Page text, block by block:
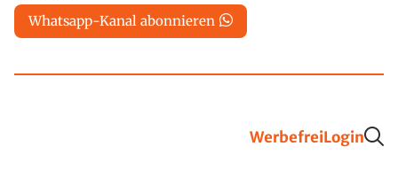
Whatsapp-Kanal abonnieren
WerbefreiLogin